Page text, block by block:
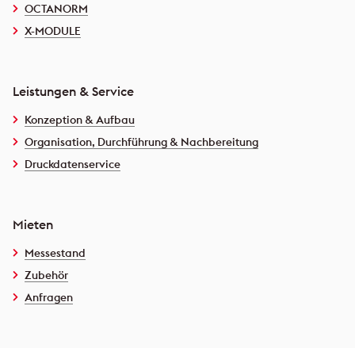
OCTANORM
X-MODULE
Leistungen & Service
Konzeption & Aufbau
Organisation, Durchführung & Nachbereitung
Druckdatenservice
Mieten
Messestand
Zubehör
Anfragen